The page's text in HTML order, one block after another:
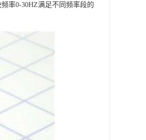
率0-30HZ满足不同频率段的